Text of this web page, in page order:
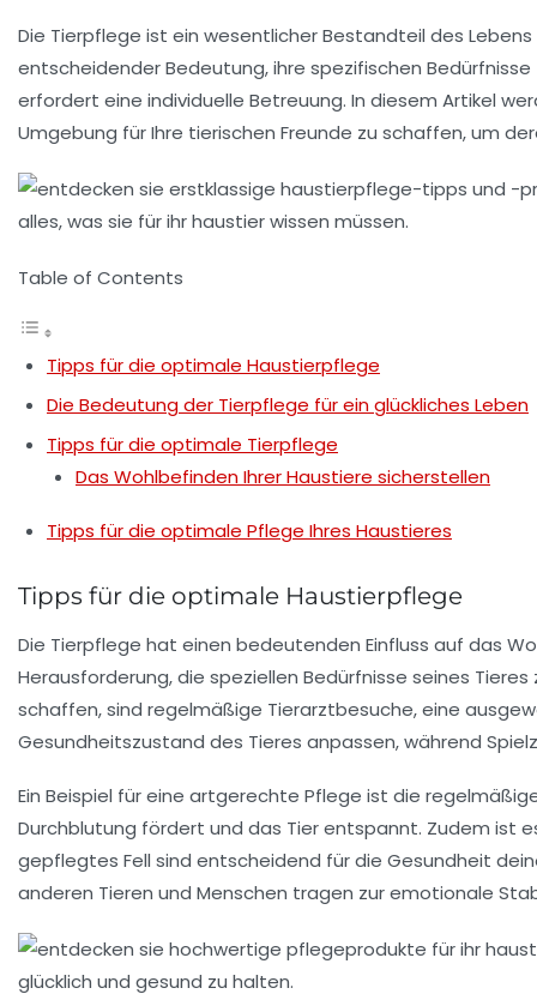
Die Tierpflege ist ein wesentlicher Bestandteil des
entscheidender Bedeutung, ihre spezifischen
erfordert eine individuelle Betreuung. In diesem Artikel
Umgebung für Ihre tierischen Freunde zu schaffen, um
Table of Contents
Tipps für die optimale Haustierpflege
Die Bedeutung der Tierpflege für ein glückliches Leben
Tipps für die optimale Tierpflege
Das Wohlbefinden Ihrer Haustiere sicherstellen
Tipps für die optimale Pflege Ihres Haustieres
Tipps für die optimale Haustierpflege
Die Tierpflege hat einen bedeutenden Einfluss auf das
Herausforderung, die speziellen Bedürfnisse seines
schaffen, sind regelmäßige Tierarztbesuche, eine
Gesundheitszustand des Tieres anpassen, während
Ein Beispiel für eine artgerechte Pflege ist die
Durchblutung fördert und das Tier entspannt. Zudem ist
gepflegtes Fell sind entscheidend für die Gesundheit
anderen Tieren und Menschen tragen zuremotionale